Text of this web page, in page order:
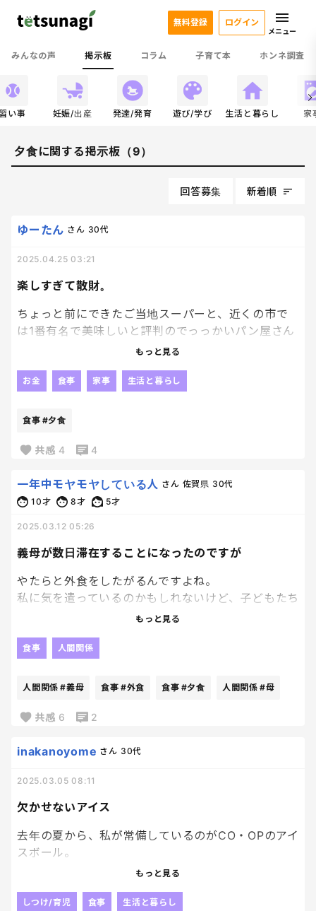
みんなの声 掲示板 コラム 子育て本 ホンネ調査
無料登録 ログイン
メニュー
い事 妊娠/出産 発達/発育 遊び/学び 生活と暮らし 家
夕食に関する掲示板（9）
回答募集 新着順
楽しすぎて散財。
ゆーたん さん 30代
2025.04.25 03:21
ちょっと前にできたご当地スーパーと、近くの市で
は1番有名で美味しいと評判のでっっかいパン屋さん
ンは待ちきれず車で食べたら美味しすぎて２つ食べ
ご当地スーパー見たことないような美味しそうなの
りくりし私は納豆ご飯と卵かけご飯を朝夕食べま
もっと見る
お金 食事 家事 生活と暮らし
食事 #夕食
共感 4 4
義母が数日滞在することになったのですが
一年中モヤモヤしている人 さん 佐賀県 30代
10才
8才 5才
2025.03.12 05:26
やたらと外食をしたがるんですよね。
私に気を遣っているのかもしれないけど、子どもたち
の寝る時間がいつも遅くなるのであまり乗り気では
義母に今日はお家で夕食を準備することを伝えたら
何で？
もっと見る
食事 人間関係
人間関係 #義母 食事 #外食 食事 #夕食 人間関係 #母
共感 6 2
欠かせないアイス
inakanoyome さん 30代
2025.03.05 08:11
去年の夏から、私が常備しているのがCO・OPのアイ
スボール。
子供の一口サイズになっているから
一粒20円もしないとってもお手頃なアイス。
もっと見る
しつけ/育児 食事 生活と暮らし